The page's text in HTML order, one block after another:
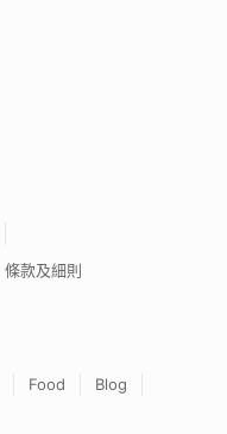
條款及細則
Food
Blog